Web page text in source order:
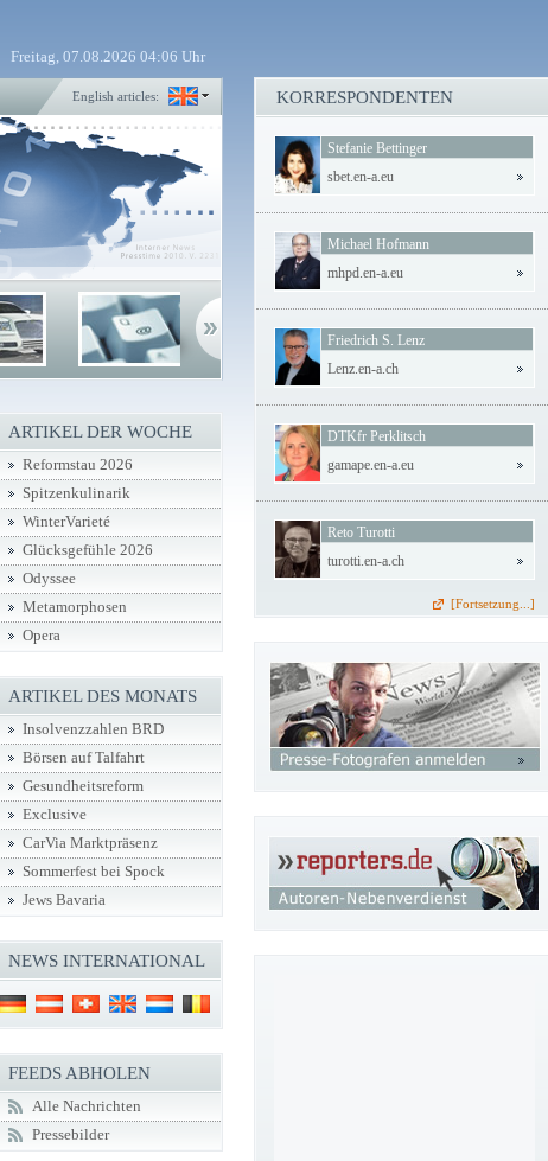
Freitag, 07.08.2026 04:06 Uhr
English articles:
ARTIKEL DER WOCHE
Reformstau 2026
Spitzenkulinarik
WinterVarieté
Glücksgefühle 2026
Odyssee
Metamorphosen
Opera
ARTIKEL DES MONATS
Insolvenzzahlen BRD
Börsen auf Talfahrt
Gesundheitsreform
Exclusive
CarVia Marktpräsenz
Sommerfest bei Spock
Jews Bavaria
NEWS INTERNATIONAL
FEEDS ABHOLEN
Alle Nachrichten
Pressebilder
KORRESPONDENTEN
Stefanie Bettinger
sbet.en-a.eu
Michael Hofmann
mhpd.en-a.eu
Friedrich S. Lenz
Lenz.en-a.ch
DTKfr Perklitsch
gamape.en-a.eu
Reto Turotti
turotti.en-a.ch
[Fortsetzung...]